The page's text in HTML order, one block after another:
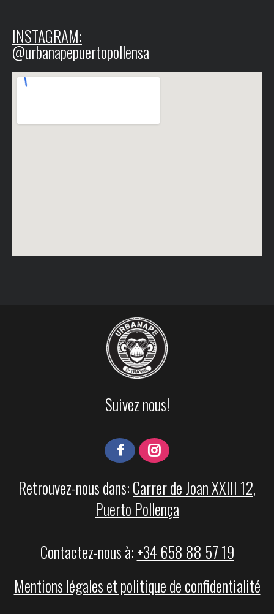
INSTAGRAM:
@urbanapepuertopollensa
Suivez nous!
Retrouvez-nous dans:Carrer de Joan XXIII 12,
Puerto Pollença
Contactez-nous à:+34 658 88 57 19
Mentions légales et politique de confidentialité